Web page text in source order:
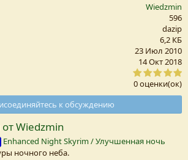
Wiedzmin
596
dazip
6,2 КБ
23 Июл 2010
14 Окт 2018
0
,
0
0
з
в
0 оценки(ок)
к обсуждению
Wiedzmin
Enhanced Night Skyrim / Улучшенная ночь
ночного неба.